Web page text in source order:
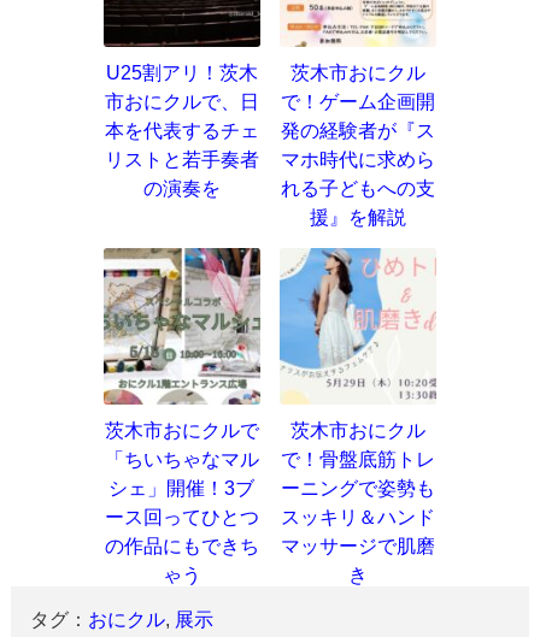
U25割アリ！茨木
市おにクルで、日
本を代表するチェ
リストと若手奏者
の演奏を
茨木市おにクル
で！ゲーム企画開
発の経験者が『ス
マホ時代に求めら
れる子どもへの支
援』を解説
茨木市おにクルで
「ちいちゃなマル
シェ」開催！3ブ
ース回ってひとつ
の作品にもできち
ゃう
茨木市おにクル
で！骨盤底筋トレ
ーニングで姿勢も
スッキリ＆ハンド
マッサージで肌磨
き
タグ： おにクル, 展示